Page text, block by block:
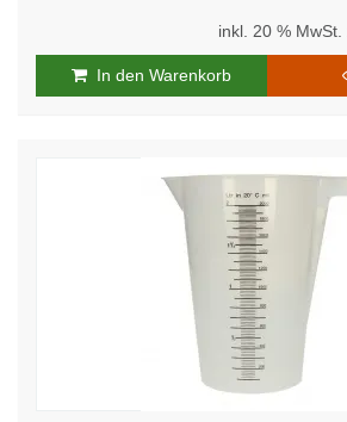
inkl. 20 % MwSt.
In den Warenkorb